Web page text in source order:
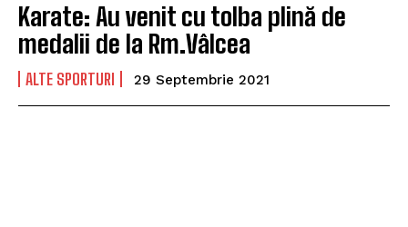
Karate: Au venit cu tolba plină de
medalii de la Rm.Vâlcea
ALTE SPORTURI 29 Septembrie 2021